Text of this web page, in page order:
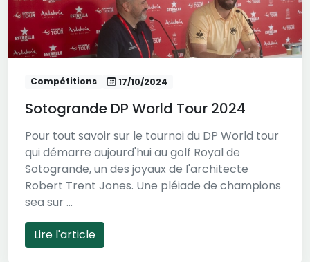
Compétitions 17/10/2024
Sotogrande DP World Tour 2024
Pour tout savoir sur le tournoi du DP World tour
qui démarre aujourd'hui au golf Royal de
Sotogrande, un des joyaux de l'architecte
Robert Trent Jones. Une pléiade de champions
sea sur ...
Lire l'article